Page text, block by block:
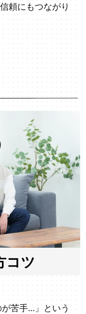
頼にもつながり
コツ
苦手…」という